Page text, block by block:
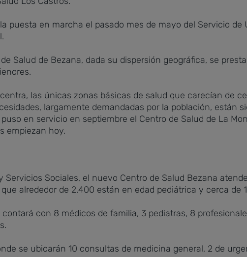
puesta en marcha el pasado mes de mayo del Servicio de
Salud de Bezana, dada su dispersión geográfica, se
las únicas zonas básicas de salud que carecían de
largamente demandadas por la población, están
en servicio en septiembre el Centro de Salud de La
empiezan hoy.
Sociales, el nuevo Centro de Salud Bezana
alrededor de 2.400 están en edad pediátrica y cerca de
con 8 médicos de familia, 3 pediatras, 8
se ubicarán 10 consultas de medicina general, 2 de